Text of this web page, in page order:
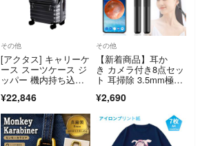
その他
[アクタス] キャリーケ
ース スーツケース ジ
ッパー 機内持ち込み
¥22,846
その他
【新着商品】耳か
き カメラ付き8点セッ
ト 耳掃除 3.5mm極細
¥2,690